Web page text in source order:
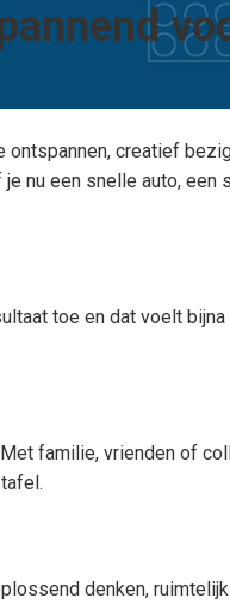
creatief
nu een snelle auto,
toe en dat voelt
familie, vrienden of
denken,